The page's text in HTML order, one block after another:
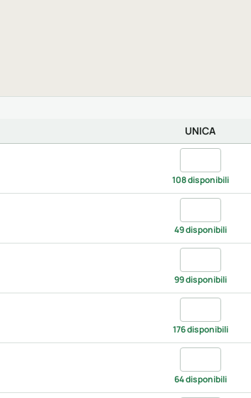
UNICA
108 disponibili
49 disponibili
99 disponibili
176 disponibili
64 disponibili